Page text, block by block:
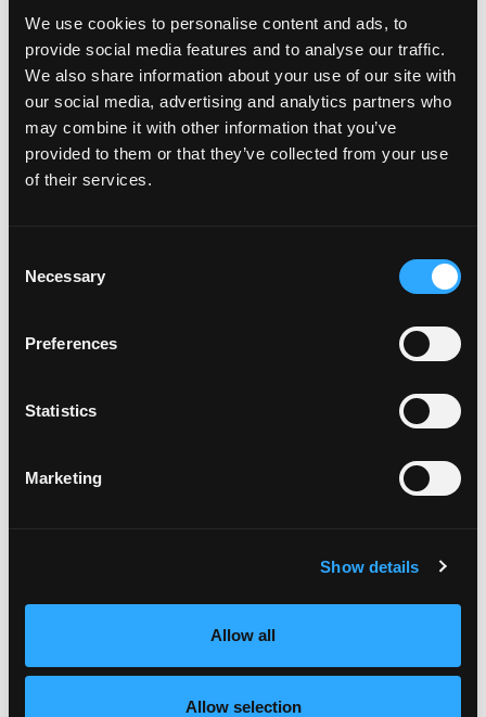
We use cookies to personalise content and ads, to
provide social media features and to analyse our traffic.
We also share information about your use of our site with
our social media, advertising and analytics partners who
may combine it with other information that you’ve
provided to them or that they’ve collected from your use
of their services.
Selection
Necessary
Preferences
Statistics
Marketing
Show details
Allow all
Allow selection
SHARE:
[Sassy_Social_Share]
print
Archivo
julio 2024
enero 2023
octubre 2021
abril 2021
noviembre 2020
agosto 2019